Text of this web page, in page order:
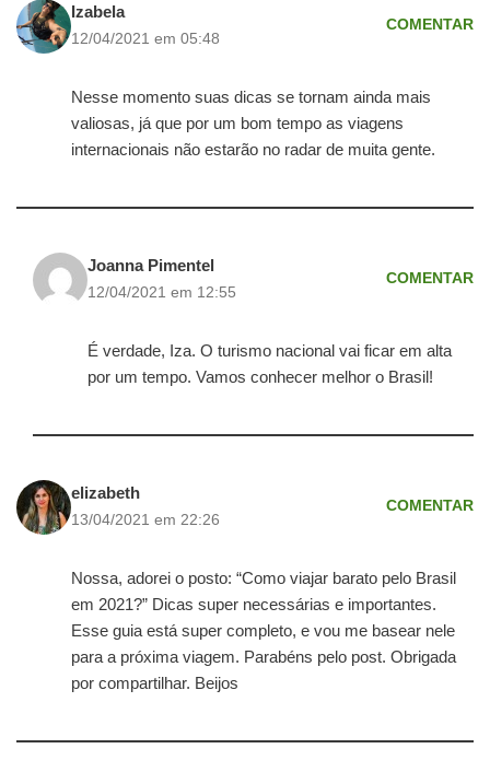
Izabela
12/04/2021 em 05:48
COMENTAR
Nesse momento suas dicas se tornam ainda mais
valiosas, já que por um bom tempo as viagens
internacionais não estarão no radar de muita gente.
Joanna Pimentel
12/04/2021 em 12:55
COMENTAR
É verdade, Iza. O turismo nacional vai ficar em alta
por um tempo. Vamos conhecer melhor o Brasil!
elizabeth
13/04/2021 em 22:26
COMENTAR
Nossa, adorei o posto: “Como viajar barato pelo Brasil
em 2021?” Dicas super necessárias e importantes.
Esse guia está super completo, e vou me basear nele
para a próxima viagem. Parabéns pelo post. Obrigada
por compartilhar. Beijos